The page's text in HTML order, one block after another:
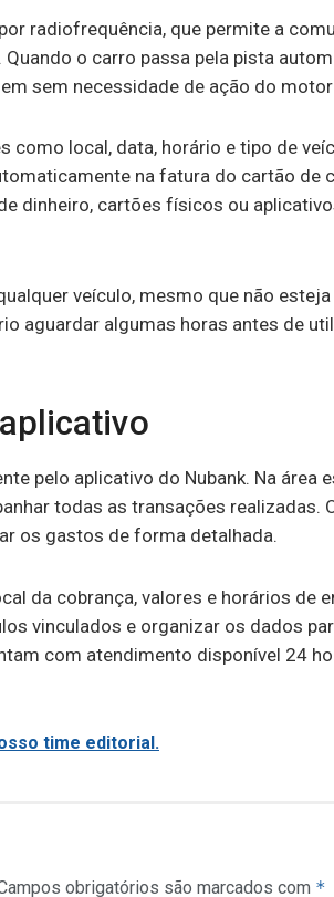
radiofrequência, que permite a
o carro passa pela pista
sem necessidade de ação do
local, data, horário e tipo de
na fatura do cartão de
dinheiro, cartões físicos ou
veículo, mesmo que não
aguardar algumas horas antes de
pelo aplicativo do Nubank. Na área
todas as transações realizadas.
os gastos de forma detalhada.
da cobrança, valores e horários de
vinculados e organizar os dados
com atendimento disponível 24
time editorial.
obrigatórios são marcados com *